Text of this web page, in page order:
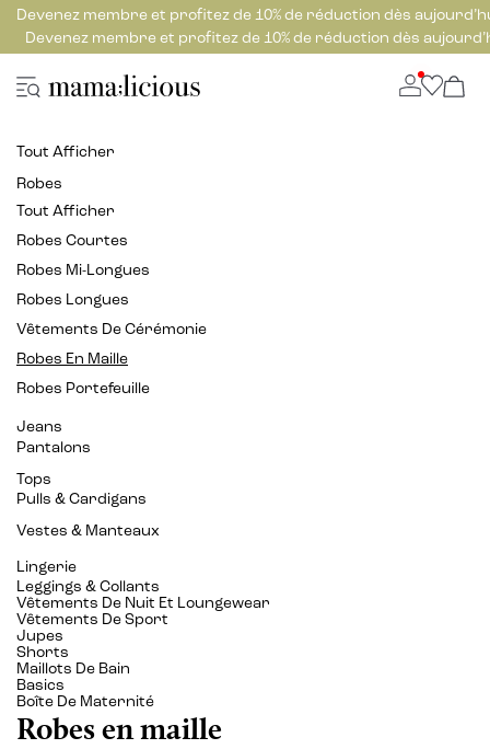
Devenez membre et profitez de 10% de réduction dès
Devenez membre et profitez de 10% de réduction dès
Tout Afficher
Robes
Tout Afficher
Robes Courtes
Robes Mi-Longues
Robes Longues
Vêtements De Cérémonie
Robes En Maille
Robes Portefeuille
Jeans
Pantalons
Tops
Pulls & Cardigans
Vestes & Manteaux
Lingerie
Leggings & Collants
Vêtements De Nuit Et Loungewear
Vêtements De Sport
Jupes
Shorts
Maillots De Bain
Basics
Boîte De Maternité
Robes en maille